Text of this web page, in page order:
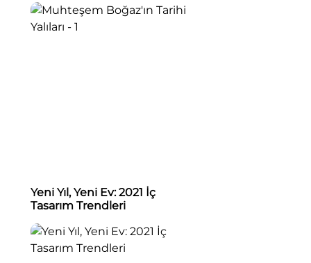
Yeni Yıl, Yeni Ev: 2021 İç
Tasarım Trendleri